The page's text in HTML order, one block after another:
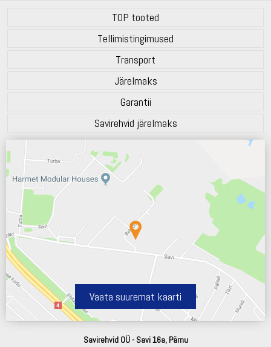
TOP tooted
Tellimistingimused
Transport
Järelmaks
Garantii
Savirehvid järelmaks
Vaata suuremat kaarti
Savirehvid OÜ - Savi 16a, Pärnu